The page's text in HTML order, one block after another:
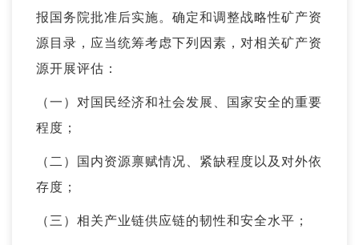
报国务院批准后实施。确定和调整战略性矿产资
源目录，应当统筹考虑下列因素，对相关矿产资
源开展评估：
（一）对国民经济和社会发展、国家安全的重要
程度；
（二）国内资源禀赋情况、紧缺程度以及对外依
存度；
（三）相关产业链供应链的韧性和安全水平；